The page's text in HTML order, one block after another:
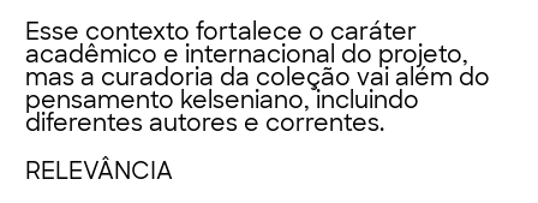
Esse contexto fortalece o caráter
acadêmico e internacional do projeto,
mas a curadoria da coleção vai além do
pensamento kelseniano, incluindo
diferentes autores e correntes.
RELEVÂNCIA